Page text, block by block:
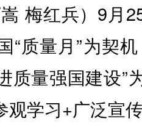
梅红兵）9月
“质量月”为契
质量强国建设”
观学习+广泛宣